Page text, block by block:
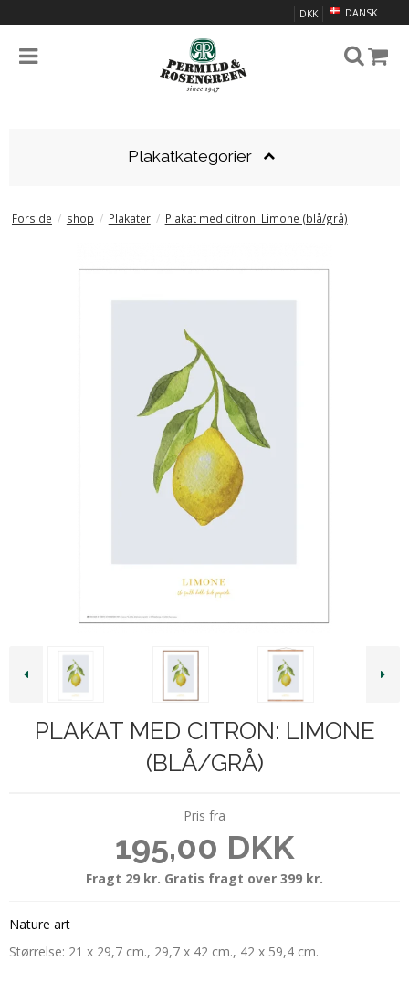
DANSK
DKK
Plakatkategorier
Forside / shop / Plakater / Plakat med citron: Limone (blå/grå)
PLAKAT MED CITRON: LIMONE
(BLÅ/GRÅ)
Pris fra
195,00 DKK
Fragt 29 kr. Gratis fragt over 399 kr.
Nature art
Størrelse: 21 x 29,7 cm., 29,7 x 42 cm., 42 x 59,4 cm.